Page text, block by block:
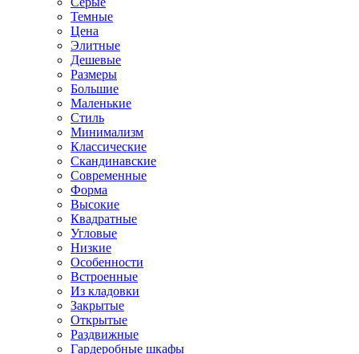
Темные
Цена
Элитные
Дешевые
Размеры
Большие
Маленькие
Стиль
Минимализм
Классические
Скандинавские
Современные
Форма
Высокие
Квадратные
Угловые
Низкие
Особенности
Встроенные
Из кладовки
Закрытые
Открытые
Раздвижные
Гардеробные шкафы